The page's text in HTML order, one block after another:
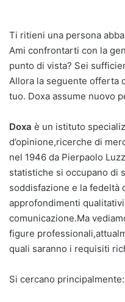
Ti ritieni una persona
Ami confrontarti con la
punto di vista? Sei
Allora la seguente offerta
tuo. Doxa assume nuovo
Doxa è un istituto
d’opinione,ricerche di
nel 1946 da Pierpaolo
statistiche si occupano di
soddisfazione e la fedeltà
approfondimenti
comunicazione.Ma
figure
quali saranno i requisiti
Si cercano principalmente: